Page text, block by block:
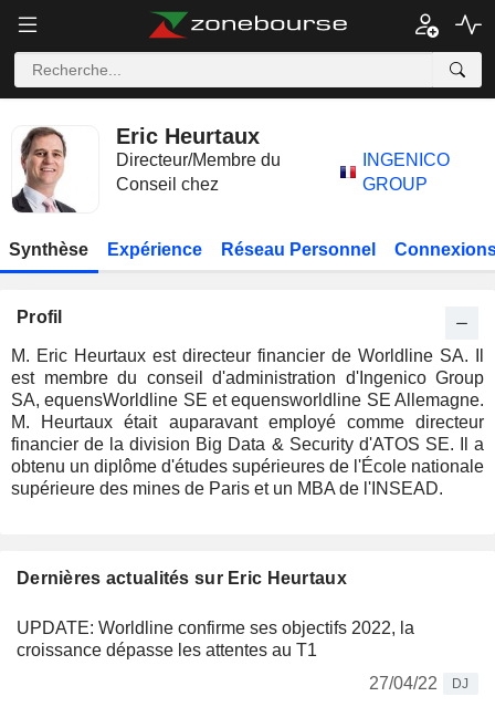
Eric Heurtaux
Directeur/Membre du
Conseil chez
INGENICO
GROUP
Synthèse Expérience Réseau Personnel
Profil
M. Eric Heurtaux est directeur financier de Worldline SA. Il
est membre du conseil d'administration d'Ingenico Group
SA, equensWorldline SE et equensworldline SE Allemagne.
M. Heurtaux était auparavant employé comme directeur
financier de la division Big Data & Security d'ATOS SE. Il a
obtenu un diplôme d'études supérieures de l'École nationale
supérieure des mines de Paris et un MBA de l'INSEAD.
Dernières actualités sur Eric Heurtaux
UPDATE: Worldline confirme ses objectifs 2022, la
croissance dépasse les attentes au T1
27/04/22
DJ